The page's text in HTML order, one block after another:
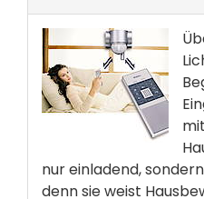
nur einladend,
denn sie weist